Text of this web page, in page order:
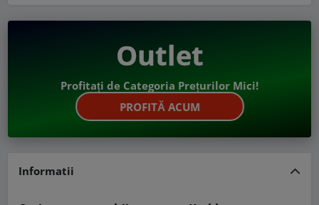
Outlet
Profitați de Categoria Prețurilor Mici!
PROFITĂ ACUM
Informatii